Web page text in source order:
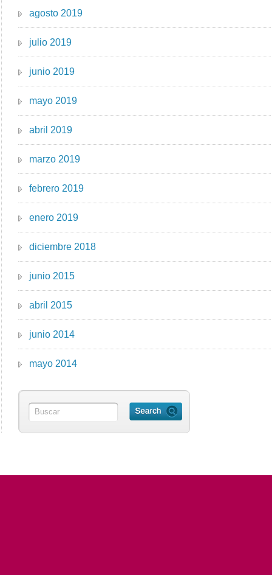
agosto 2019
julio 2019
junio 2019
mayo 2019
abril 2019
marzo 2019
febrero 2019
enero 2019
diciembre 2018
junio 2015
abril 2015
junio 2014
mayo 2014